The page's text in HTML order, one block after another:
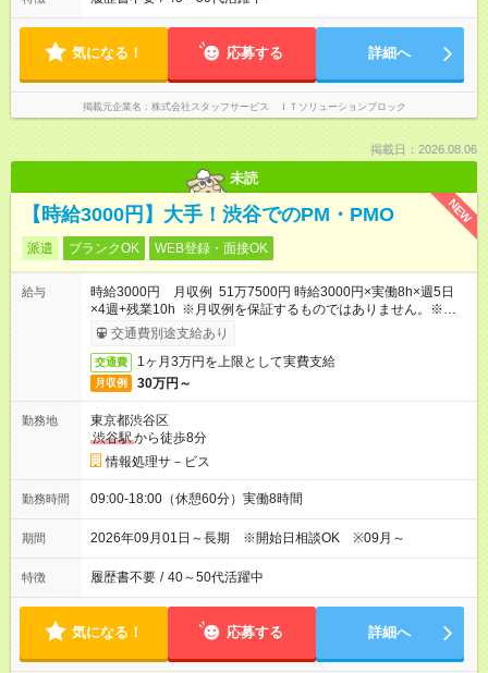
気になる！ 応募する 詳細へ
掲載元企業名 株式会社スタッフサービス ＩＴソリューションブロック
掲載日：2026.08.06
未読
NEW
【時給3000円】大手！渋谷でのPM・PMO
派遣 ブランクOK WEB登録・面接OK
給与
時給3000円 月収例 51万7500円 時給3000円×実働8h×週5日
×4週+残業10h ※月収例を保証するものではありません。※給与
即受取りサービス利用可（利用条件有）
交通費別途支給あり
交通費 1ヶ月3万円を上限として実費支給
月収例 30万円～
勤務地
東京都渋谷区
渋谷駅から徒歩8分
情報処理サ－ビス
勤務時間 09:00-18:00（休憩60分）実働8時間
期間 2026年09月01日～長期 ※開始日相談OK ※09月～
特徴 履歴書不要 / 40～50代活躍中
気になる！ 応募する 詳細へ